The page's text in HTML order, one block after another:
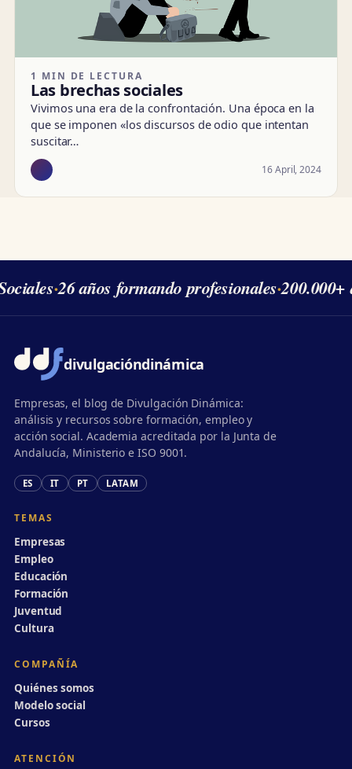
1 MIN DE LECTURA
Las brechas sociales
Vivimos una era de la confrontación. Una época en la
que se imponen «los discursos de odio que intentan
suscitar…
16 April, 2024
·26 años formando profesionales·200.000+
divulgacióndinámica
Empresas, el blog de Divulgación Dinámica:
análisis y recursos sobre formación, empleo y
acción social. Academia acreditada por la Junta de
Andalucía, Ministerio e ISO 9001.
ES IT PT LATAM
TEMAS
Empresas
Empleo
Educación
Formación
Juventud
Cultura
COMPAÑÍA
Quiénes somos
Modelo social
Cursos
ATENCIÓN